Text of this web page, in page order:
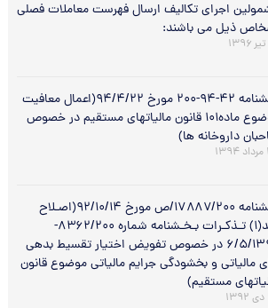
اجرای تکالیف ارسال فهرست معاملات فصلی
ذیل می باشند:
بخشنامه ۴۲-۹۴-۲۰۰ مورخ ۹۴/۴/۲۲(اعمال معافیت
موضوع ماده۱۰۱ قانون مالیاتهای مستقیم در خصوص
داروخانه ها)
بخشنامه ۱۷۸۸۷/۲۰۰/ص مورخ ۹۲/۱۰/۱۴(اصـلاح
بنـد(۱) تـذکـرات بـخـشنامه شماره ۸۳۶۲/۲۰۰-
۶/۵/۱۳۹۲ در خصوص تفویض اختیار تقسیط بدهی
مالیاتی و بخشودگی جرایم مالیاتی موضوع قانون
مستقیم)